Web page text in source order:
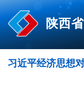
陕西
习近平经济思想